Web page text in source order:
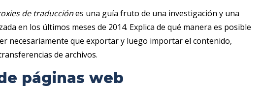
de traducciónes una guía fruto de una investigación y una
en los últimos meses de 2014. Explica de qué manera es posible
necesariamente que exportar y luego importar el contenido,
de archivos.
páginas web